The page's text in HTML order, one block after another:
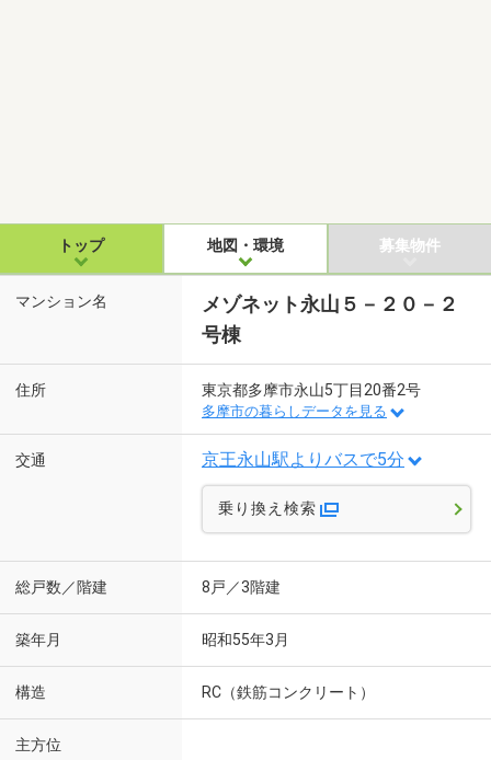
トップ 地図・環境 募集物件
マンション名
メゾネット永山５－２０－２
号棟
住所 東京都多摩市永山5丁目20番2号
多摩市の暮らしデータを見る
交通 京王永山駅よりバスで5分
乗り換え検索
総戸数／階建 8戸／3階建
築年月 昭和55年3月
構造 RC（鉄筋コンクリート）
主方位